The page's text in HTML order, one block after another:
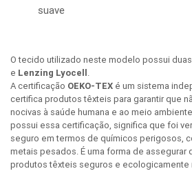
suave
O tecido utilizado neste modelo possui
e Lenzing Lyocell.
A certificação OEKO-TEX é um sistema
certifica produtos têxteis para garantir que
nocivas à saúde humana e ao meio
possui essa certificação, significa que foi
seguro em termos de químicos perigosos,
metais pesados. É uma forma de assegurar
produtos têxteis seguros e ecologicamente